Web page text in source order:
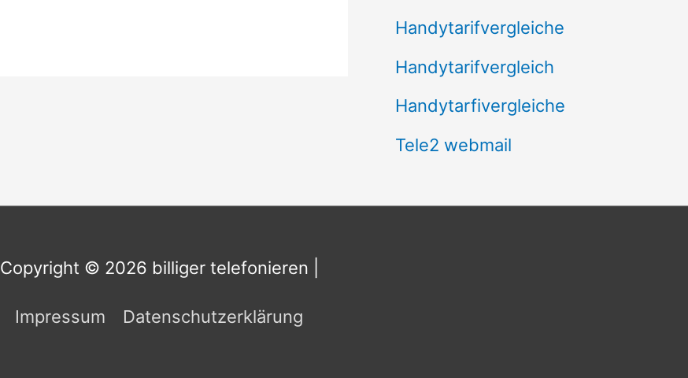
Handytarifvergleiche
Handytarifvergleich
Handytarfivergleiche
Tele2 webmail
Copyright © 2026 billiger telefonieren
Impressum Datenschutzerklärung